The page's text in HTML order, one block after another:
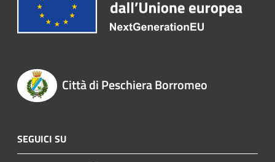
Città di Peschiera Borromeo
SEGUICI SU